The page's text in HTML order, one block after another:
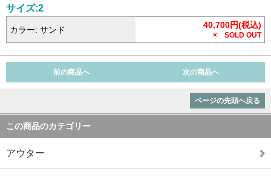
サイズ:2
カラー: サンド 40,700円(税込)
× SOLD OUT
前の商品へ 次の商品へ
ページの先頭へ戻る
この商品のカテゴリー
アウター